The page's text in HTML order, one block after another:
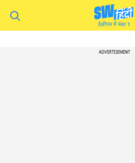
ADVERTISEMENT